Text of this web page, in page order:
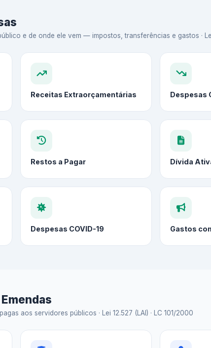
e de onde ele vem — impostos, transferências e gastos · Lei
Receitas Extraorçamentárias Despesas
Restos a Pagar Dívida
Despesas COVID-19 Gastos
aos servidores públicos · Lei 12.527 (LAI) · LC 101/2000